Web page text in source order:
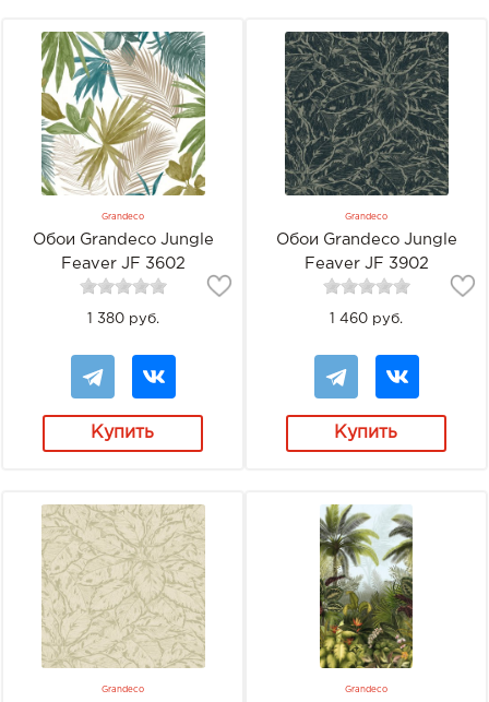
Grandeco
Обои Grandeco Jungle
Feaver JF 3602
1 380 руб.
Купить
Grandeco
Обои Grandeco Jungle
Feaver JF 3902
1 460 руб.
Купить
Grandeco Grandeco